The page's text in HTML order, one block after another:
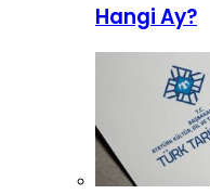
Hangi Ay?